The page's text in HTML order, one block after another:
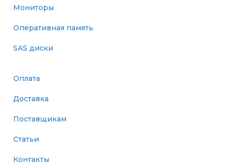
Мониторы
Оперативная память
SAS диски
Оплата
Доставка
Поставщикам
Статьи
Контакты